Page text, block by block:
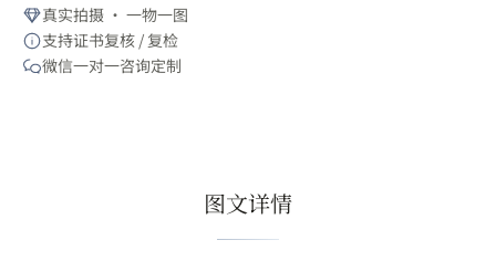
真实拍摄 · 一物一图
支持证书复核 / 复检
微信一对一咨询定制
图文详情